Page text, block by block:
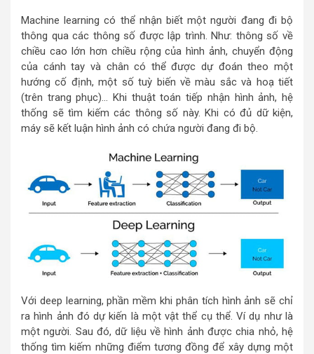
Machine learning có thể nhận biết một người đang đi bộ
thông qua các thông số được lập trình. Như: thông số về
chiều cao lớn hơn chiều rộng của hình ảnh, chuyển động
của cánh tay và chân có thể được dự đoán theo một
hướng cố định, một số tuỳ biến về màu sắc và hoạ tiết
(trên trang phục)… Khi thuật toán tiếp nhận hình ảnh, hệ
thống sẽ tìm kiếm các thông số này. Khi có đủ dữ kiện,
máy sẽ kết luận hình ảnh có chứa người đang đi bộ.
Với deep learning, phần mềm khi phân tích hình ảnh sẽ chỉ
ra hình ảnh đó dự kiến là một vật thể cụ thể. Ví dụ như là
một người. Sau đó, dữ liệu về hình ảnh được chia nhỏ, hệ
thống tìm kiếm những điểm tương đồng để xây dựng một